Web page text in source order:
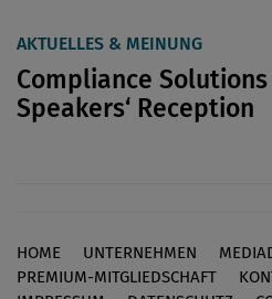
AKTUELLES & MEINUNG
Compliance Solutions
Speakers‘ Reception
Footer
HOME UNTERNEHMEN
PREMIUM-MITGLIEDSCHAFT